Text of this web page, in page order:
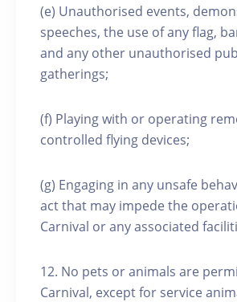
(e) Unauthorised events,
speeches, the use of any flag,
and any other unauthorised
gatherings;
(f) Playing with or operating
controlled flying devices;
(g) Engaging in any unsafe
act that may impede the
Carnival or any associated
12. No pets or animals are
Carnival, except for service